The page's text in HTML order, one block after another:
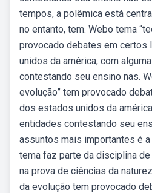
tempos, a polêmica está
no entanto, tem. Webo tema
provocado debates em certos
unidos da américa, com
contestando seu ensino nas.
evolução” tem provocado
dos estados unidos da
entidades contestando seu
assuntos mais importantes é a
tema faz parte da disciplina
na prova de ciências da
da evolução tem provocado